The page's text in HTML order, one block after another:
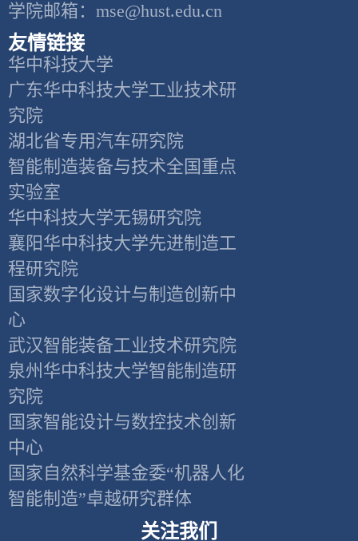
学院邮箱：mse@hust.edu.cn
友情链接
华中科技大学
广东华中科技大学工业技术研
究院
湖北省专用汽车研究院
智能制造装备与技术全国重点
实验室
华中科技大学无锡研究院
襄阳华中科技大学先进制造工
程研究院
国家数字化设计与制造创新中
心
武汉智能装备工业技术研究院
泉州华中科技大学智能制造研
究院
国家智能设计与数控技术创新
中心
国家自然科学基金委“机器人化
智能制造”卓越研究群体
关注我们